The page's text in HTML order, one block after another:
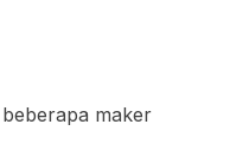
maker